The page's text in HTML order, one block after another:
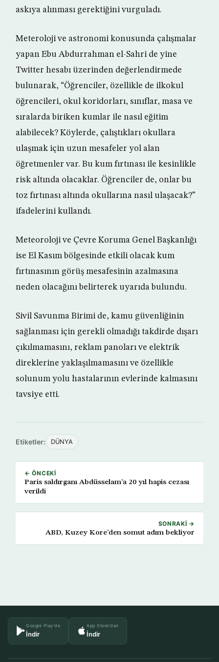
askıya alınması gerektiğini vurguladı.
Meteroloji ve astronomi konusunda çalışmalar
yapan Ebu Abdurrahman el-Sahri de yine
Twitter hesabı üzerinden değerlendirmede
bulunarak, “Öğrenciler, özellikle de ilkokul
öğrencileri, okul koridorları, sınıflar, masa ve
sıralarda biriken kumlar ile nasıl eğitim
alabilecek? Köylerde, çalıştıkları okullara
ulaşmak için uzun mesafeler yol alan
öğretmenler var. Bu kum fırtınası ile kesinlikle
risk altında olacaklar. Öğrenciler de, onlar bu
toz fırtınası altında okullarına nasıl ulaşacak?”
ifadelerini kullandı.
Meteoroloji ve Çevre Koruma Genel Başkanlığı
ise El Kasım bölgesinde etkili olacak kum
fırtınasının görüş mesafesinin azalmasına
neden olacağını belirterek uyarıda bulundu.
Sivil Savunma Birimi de, kamu güvenliğinin
sağlanması için gerekli olmadığı takdirde dışarı
çıkılmamasını, reklam panoları ve elektrik
direklerine yaklaşılmamasını ve özellikle
solunum yolu hastalarının evlerinde kalmasını
tavsiye etti.
Etiketler: DÜNYA
← ÖNCEKI
Paris saldırganı Abdüsselam’a 20 yıl hapis cezası
verildi
SONRAKI →
ABD, Kuzey Kore’den somut adım bekliyor
Google Play'de
İndir
App Store'dan
İndir